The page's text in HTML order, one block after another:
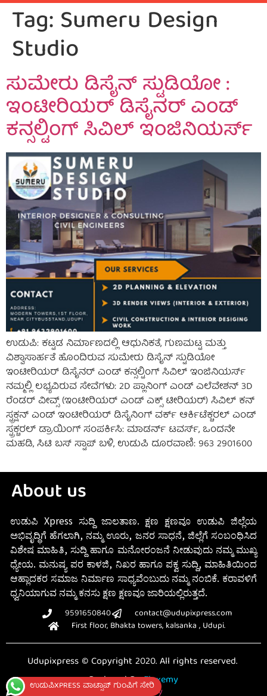
Tag: Sumeru Design
Studio
ಸುಮೇರು ಡಿಸೈನ್ ಸ್ಟುಡಿಯೋ :
ಇಂಟೀರಿಯರ್ ಡಿಸೈನರ್ ಎಂಡ್
ಕನ್ಸಲ್ಟಿಂಗ್ ಸಿವಿಲ್ ಇಂಜಿನಿಯರ್ಸ್
ಉಡುಪಿ: ಕಟ್ಟಡ ನಿರ್ಮಾಣದಲ್ಲಿ ಆಧುನಿಕತೆ, ಗುಣಮಟ್ಟ ಮತ್ತು
ವಿಶ್ವಾಸಾರ್ಹತೆ ಹೊಂದಿರುವ ಸುಮೇರು ಡಿಸೈನ್ ಸ್ಟುಡಿಯೋ
ಇಂಟೀರಿಯರ್ ಡಿಸೈನರ್ ಎಂಡ್ ಕನ್ಸಲ್ಟಿಂಗ್ ಸಿವಿಲ್ ಇಂಜಿನಿಯರ್ಸ್
ನಮ್ಮಲ್ಲಿ ಲಭ್ಯವಿರುವ ಸೇವೆಗಳು: 2D ಪ್ಲಾನಿಂಗ್ ಎಂಡ್ ಎಲೆವೇಶನ್ 3D
ರೆಂಡರ್ ವೀವ್ಸ್ (ಇಂಟೀರಿಯರ್ ಎಂಡ್ ಎಕ್ಸ್ ಟೀರಿಯರ್) ಸಿವಿಲ್ ಕನ್
ಸ್ಟ್ರಕ್ಷನ್ ಎಂಡ್ ಇಂಟೀರಿಯರ್ ಡಿಸೈನಿಂಗ್ ವರ್ಕ್ ಆರ್ಕಿಟೆಕ್ಚರಲ್ ಎಂಡ್
ಸ್ಟ್ರಕ್ಚರಲ್ ಡ್ರಾಯಿಂಗ್ ಸಂಪರ್ಕಿಸಿ: ಮಾಡರ್ನ್ ಟವರ್ಸ್, ಒಂದನೇ
ಮಹಡಿ, ಸಿಟಿ ಬಸ್ ಸ್ಟಾಪ್ ಬಳಿ, ಉಡುಪಿ ದೂರವಾಣಿ: 963 2901600
ಉಡುಪಿXPRESS ವಾಟ್ಸಾಪ್ ಗುಂಪಿಗೆ ಸೇರಿ
About us
ಉಡುಪಿ Xpress ಸುದ್ದಿ ಜಾಲತಾಣ. ಕ್ಷಣ ಕ್ಷಣವೂ ಉಡುಪಿ ಜಿಲ್ಲೆಯ
ಅಭಿವೃದ್ಧಿಗೆ ಹೆಗಲಾಗಿ, ನಮ್ಮ ಊರು, ಜನರ ಸಾಧನೆ, ಜಿಲ್ಲೆಗೆ ಸಂಬಂಧಿಸಿದ
ವಿಶೇಷ ಮಾಹಿತಿ, ಸುದ್ದಿ ಹಾಗೂ ಮನೋರಂಜನೆ ನೀಡುವುದು ನಮ್ಮ ಮುಖ್ಯ
ಧ್ಯೇಯ. ಮನುಷ್ಯ ಪರ ಕಾಳಜಿ, ನಿಖರ ಹಾಗೂ ಪಕ್ವ ಸುದ್ದಿ, ಮಾಹಿತಿಯಿಂದ
ಆಹ್ಲಾದಕರ ಸಮಾಜ ನಿರ್ಮಾಣ ಸಾಧ್ಯವೆಂಬುದು ನಮ್ಮ ನಂಬಿಕೆ. ಕರಾವಳಿಗೆ
ಧ್ವನಿಯಾಗುವ ನಮ್ಮ ಕನಸು ಕ್ಷಣ ಕ್ಷಣವೂ ಜಾರಿಯಲ್ಲಿರುತ್ತದೆ.
9591650840
contact@udupixpress.com
First floor, Bhakta towers, kalsanka , Udupi.
Udupixpress © Copyright 2020. All rights reserved.
Designed ByFluxemy
Privacy Policy